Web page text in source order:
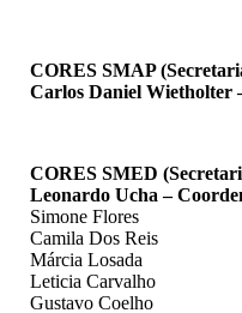
CORES SMAP
Carlos Daniel Wietholter
CORES SMED
Leonardo Ucha –
Simone Flores
Camila Dos Reis
Márcia Losada
Leticia Carvalho
Gustavo Coelho